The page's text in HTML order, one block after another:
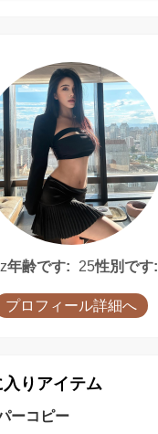
年齢です: 25性別です:
プロフィール詳細へ
りアイテム
ーコピー